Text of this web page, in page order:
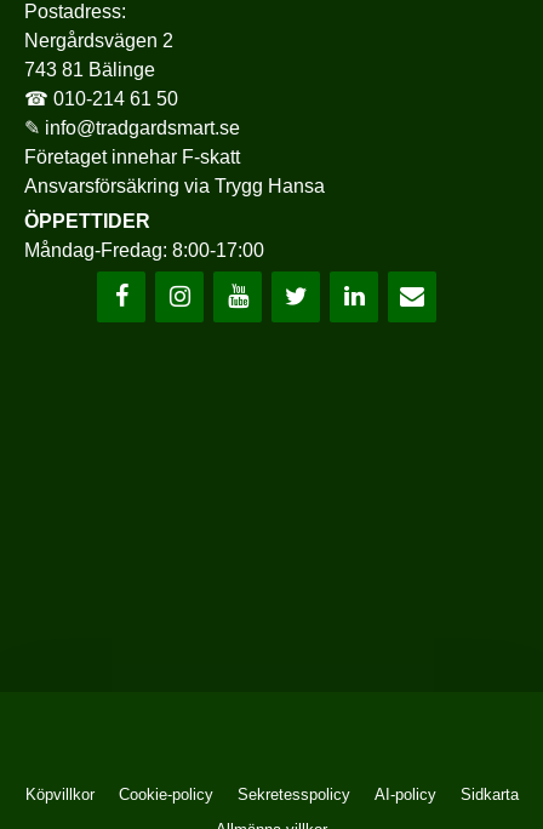
Postadress:
Nergårdsvägen 2
743 81 Bälinge
☎ 010-214 61 50
✎ info@tradgardsmart.se
Företaget innehar F-skatt
Ansvarsförsäkring via Trygg Hansa
ÖPPETTIDER
Måndag-Fredag: 8:00-17:00
Köpvillkor Cookie-policy Sekretesspolicy AI-policy
Sidkarta